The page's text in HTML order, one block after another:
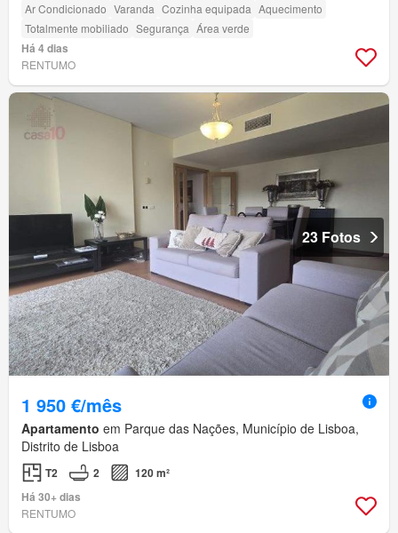
Ar Condicionado Varanda Cozinha equipada Aquecimento
Totalmente mobiliado Segurança Área verde
Há 4 dias
RENTUMO
23 Fotos
1 950 €/mês
Apartamento em Parque das Nações, Município de Lisboa,
Distrito de Lisboa
T2 2
120 m²
Há 30+ dias
RENTUMO